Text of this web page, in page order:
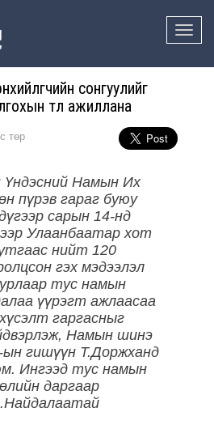
Toggle
сонгуулийг
төлөө ажиллана
төр
Үндэсний Намын Их
пүрэв гараг буюу
сарын 14-нд
Улаанбаатар хот
нийт 120
гэх мэдээлэл
тус намын
үүрэгт ажлаасаа
гаргасныг
Намын шинэ
гишүүн Т.Доржханд
Ингээд тус намын
даргаар